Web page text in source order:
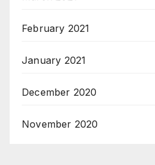
February 2021
January 2021
December 2020
November 2020